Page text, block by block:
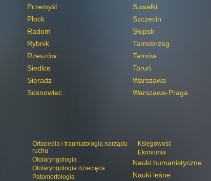
Przemyśl
Płock
Radom
Rybnik
Rzeszów
Siedlce
Sieradz
Sosnowiec
Suwałki
Szczecin
Słupsk
Tarnobrzeg
Tarnów
Toruń
Warszawa
Warszawa-Praga
Ortopedia i traumatologia narządu
ruchu
Otolaryngologia
Otolaryngologia dziecięca
Patomorfologia
Księgowość
Ekonomia
Nauki humanistyczne
Nauki leśne